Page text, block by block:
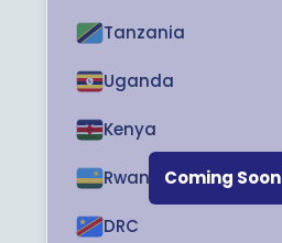
Coming Soon
Tanzania
Uganda
Kenya
Rwanda
DRC